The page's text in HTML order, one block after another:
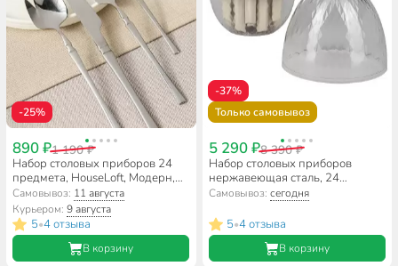
-25%
890 ₽1 190 ₽
Набор столовых приборов 24
предмета, HouseLoft, Модерн,
Y4-11021
Самовывоз: 11 августа
Курьером:9 августа
5•4 отзыва
В корзину
-37%
Только самовывоз
5 290 ₽8 390 ₽
Набор столовых приборов
нержавеющая сталь, 24
предмета, подарочная
упаковка, Agness, 922-022, на
пластиковой подставке
Самовывоз: сегодня
5•4 отзыва
В корзину